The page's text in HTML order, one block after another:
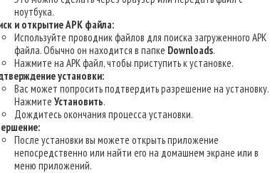
ноутбука.
и открытие APK файла:
Используйте проводник файлов для поиска загруженного APK
файла. Обычно он находится в папке Downloads.
Нажмите на APK файл, чтобы приступить к установке.
установки:
Вас может попросить подтвердить разрешение на установку.
Нажмите Установить.
Дождитесь окончания процесса установки.
После установки вы можете открыть приложение
непосредственно или найти его на домашнем экране или в
меню приложений.